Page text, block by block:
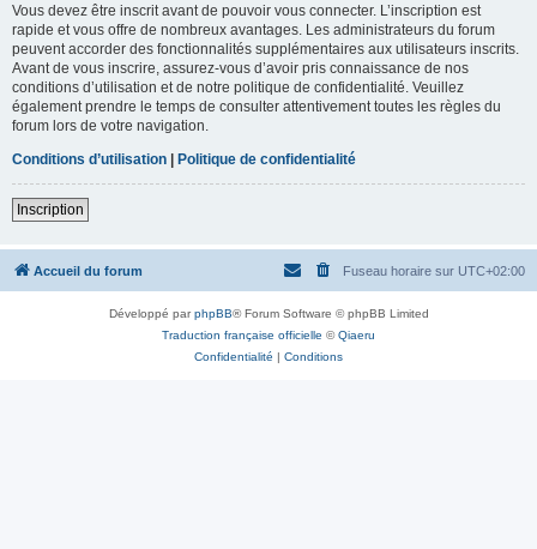
Vous devez être inscrit avant de pouvoir vous connecter. L’inscription est
rapide et vous offre de nombreux avantages. Les administrateurs du forum
peuvent accorder des fonctionnalités supplémentaires aux utilisateurs inscrits.
Avant de vous inscrire, assurez-vous d’avoir pris connaissance de nos
conditions d’utilisation et de notre politique de confidentialité. Veuillez
également prendre le temps de consulter attentivement toutes les règles du
forum lors de votre navigation.
Conditions d’utilisation | Politique de confidentialité
Inscription
Accueil du forum Fuseau horaire sur UTC+02:00
Développé parphpBB® Forum Software © phpBB Limited
Traduction française officielle ©Qiaeru
Confidentialité | Conditions